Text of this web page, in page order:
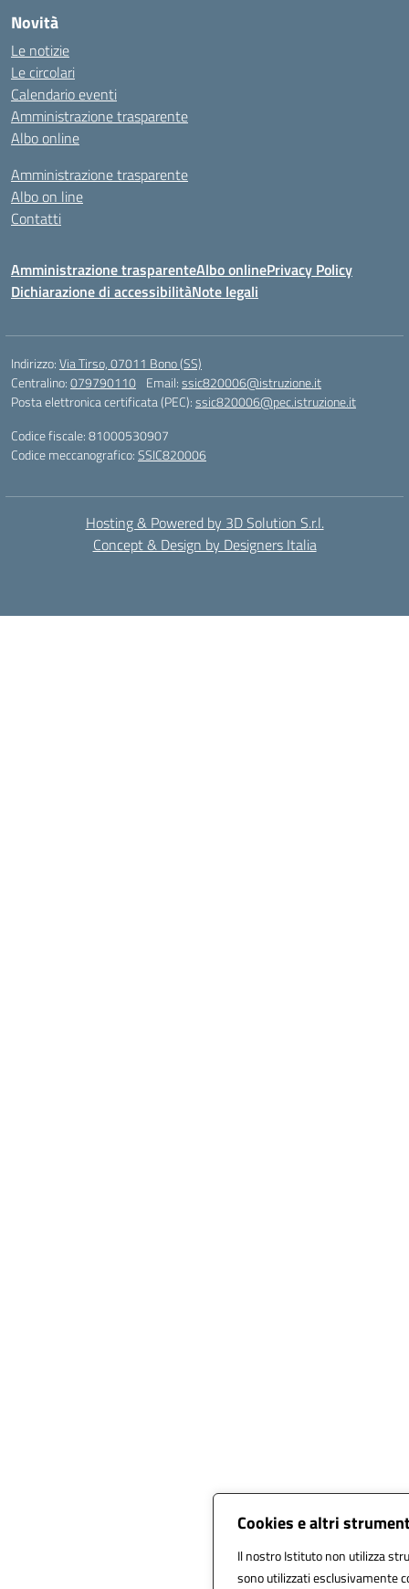
Cookies e altri
Il nostro Istituto non utilizza
sono utilizzati esclusivamente
Novità
Le notizie
Le circolari
Calendario eventi
Amministrazione trasparente
Albo online
Amministrazione trasparente
Albo on line
Contatti
Amministrazione trasparenteAlbo onlinePrivacy Policy
Dichiarazione di accessibilitàNote legali
Indirizzo:Via Tirso, 07011 Bono (SS)
Centralino:079790110 Email:ssic820006@istruzione.it
Posta elettronica certificata (PEC):ssic820006@pec.istruzione.it
Codice fiscale: 81000530907
Codice meccanografico:SSIC820006
Hosting & Powered by 3D Solution S.r.l.
Concept & Design by Designers Italia